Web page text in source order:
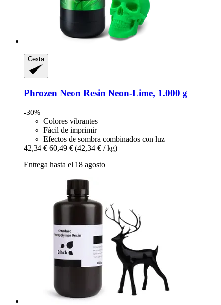
Cesta
Phrozen Neon Resin Neon-​Lime, 1.000 g
-30%
Colores vibrantes
Fácil de imprimir
Efectos de sombra combinados con luz
42,34 € 60,49 € (42,34 € / kg)
Entrega hasta el 18 agosto